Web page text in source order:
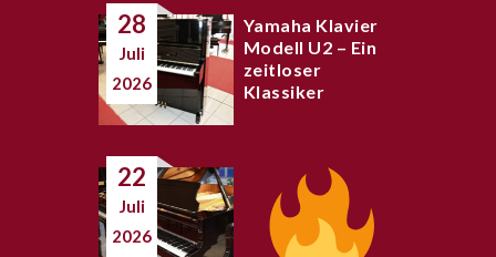
28
Juli
2026
Yamaha Klavier
Modell U2 – Ein
zeitloser
Klassiker
22
Juli
2026